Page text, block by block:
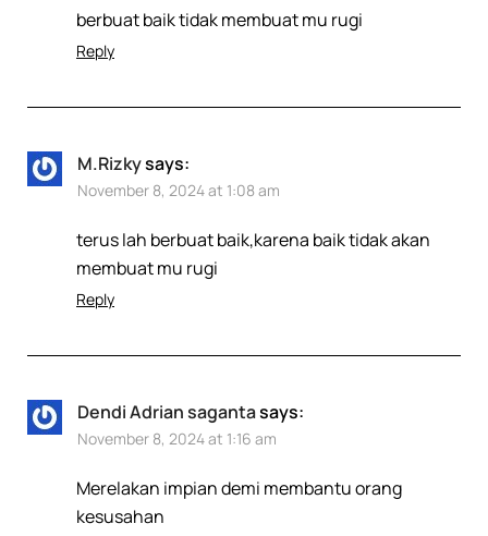
berbuat baik tidak membuat mu rugi
Reply
M.Rizkysays:
November 8, 2024 at 1:08 am
terus lah berbuat baik,karena baik tidak akan
membuat mu rugi
Reply
Dendi Adrian sagantasays:
November 8, 2024 at 1:16 am
Merelakan impian demi membantu orang
kesusahan